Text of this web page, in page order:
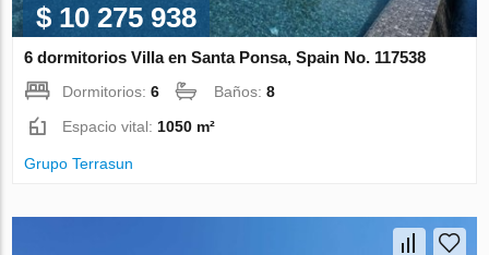
$ 10 275 938
6 dormitorios Villa en Santa Ponsa, Spain No. 117538
Dormitorios:6 Baños:8
Espacio vital: 1050 m²
Grupo Terrasun